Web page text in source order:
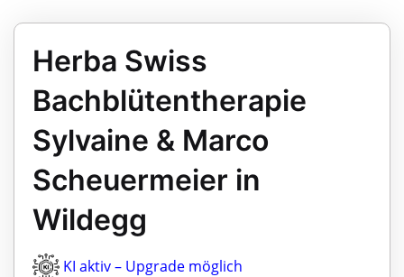
Herba Swiss
Bachblütentherapie
Sylvaine & Marco
Scheuermeier in
Wildegg
KI aktiv – Upgrade möglich